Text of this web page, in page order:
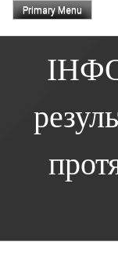
Primary Menu